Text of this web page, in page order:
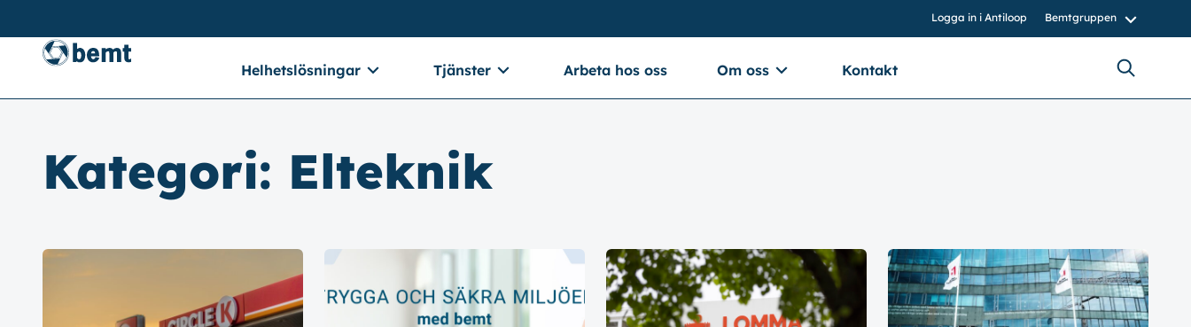
Logga in i Antiloop Bemtgruppen
Helhetslösningar Tjänster Arbeta hos oss Om oss Kontakt
Kategori: Elteknik